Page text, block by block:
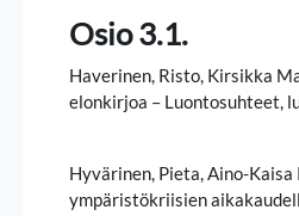
Osio 3.1.
Haverinen, Risto, Kirsikka
elonkirjoa – Luontosuhteet,
Hyvärinen, Pieta, Aino-
ympäristökriisien